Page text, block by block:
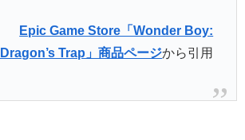
Epic Game Store「Wonder Boy:
Trap」商品ページから引用